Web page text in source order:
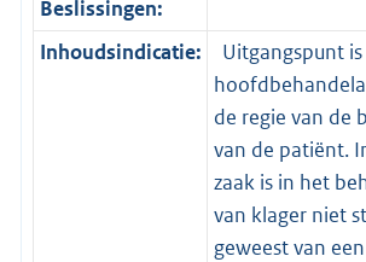
Beslissingen:
Inhoudsindicatie:
Uitgangspunt
de regie van de
van de patiënt.
zaak is in het
van klager niet
geweest van